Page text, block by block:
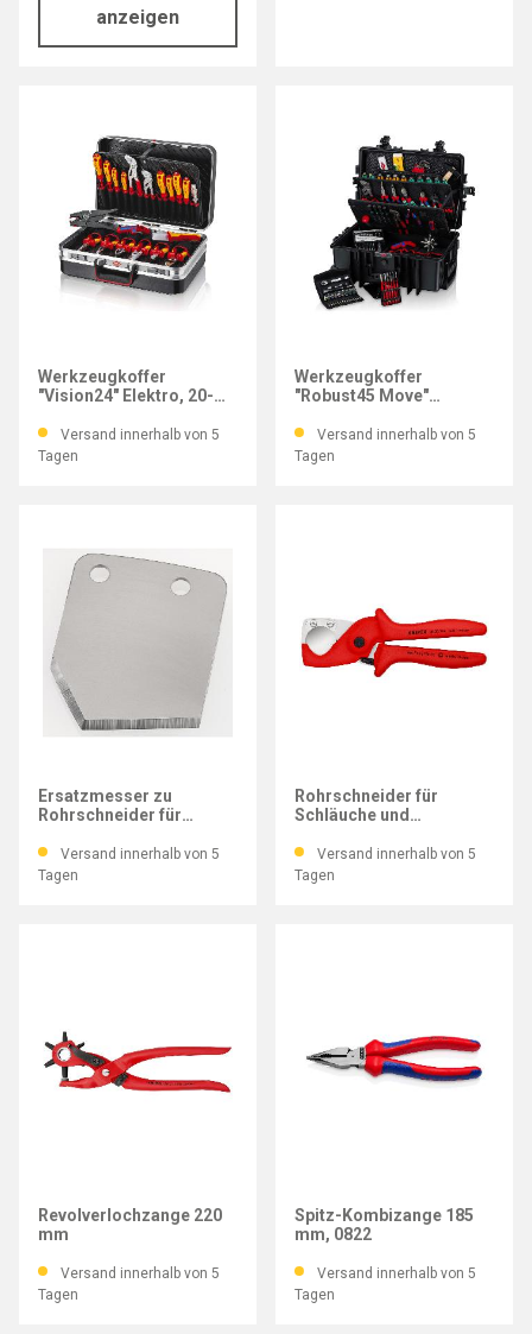
anzeigen
Werkzeugkoffer
"Vision24" Elektro, 20-
Versand innerhalb von 5
Tagen
Werkzeugkoffer
"Robust45 Move"
Versand innerhalb von 5
Tagen
Ersatzmesser zu
Rohrschneider für
Schutzrohre 185 mm
Versand innerhalb von 5
Tagen
Rohrschneider für
Schläuche und
Versand innerhalb von 5
Tagen
Revolverlochzange 220
mm
Versand innerhalb von 5
Tagen
Spitz-Kombizange 185
mm, 0822
Versand innerhalb von 5
Tagen